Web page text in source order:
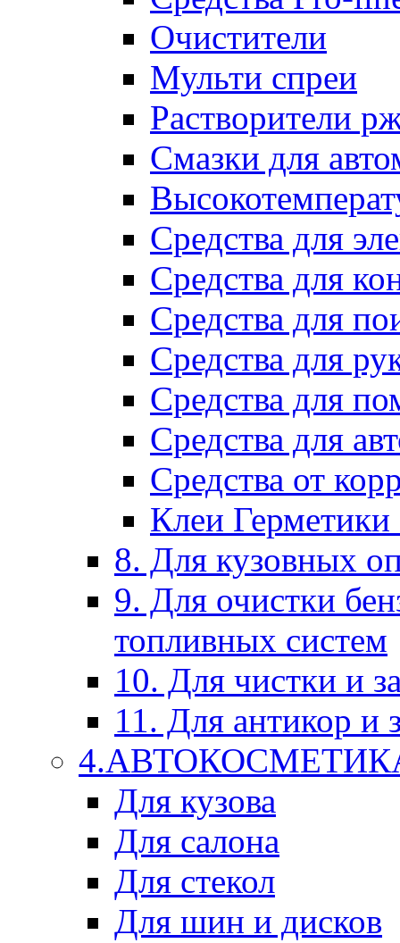
Очистители
Мульти спреи
Растворители
Смазки для
Средства для
Средства для
Средства для
Средства для
Средства для
Средства для
Средства от
Клеи
8. Для кузовных
9. Для очистки
топливных систем
10. Для чистки и
11. Для антикор и
Для кузова
Для салона
Для стекол
Для шин и дисков